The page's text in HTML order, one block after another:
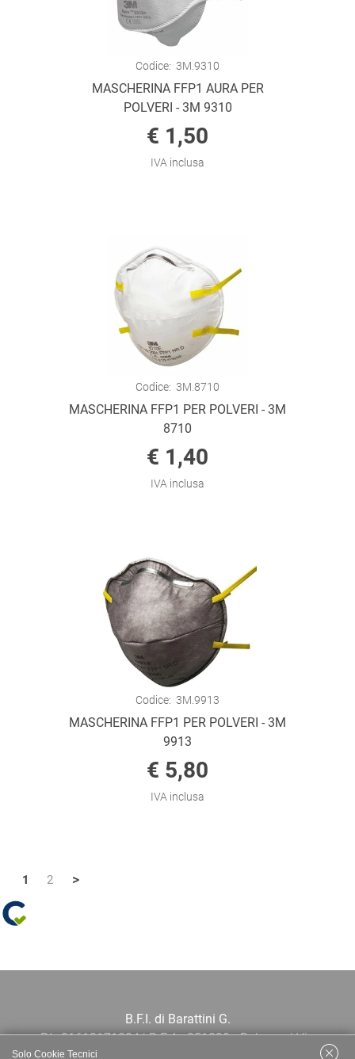
Codice: 3M.9310
MASCHERINA FFP1 AURA PER
POLVERI - 3M 9310
€ 1,50
IVA inclusa
Codice: 3M.8710
MASCHERINA FFP1 PER POLVERI - 3M
8710
€ 1,40
IVA inclusa
Codice: 3M.9913
MASCHERINA FFP1 PER POLVERI - 3M
9913
€ 5,80
IVA inclusa
1 2 >
B.F.I. di Barattini G.
P.I.: 01613171204 | R.E.A.: 351290 - Bologna | Via
Solo Cookie Tecnici